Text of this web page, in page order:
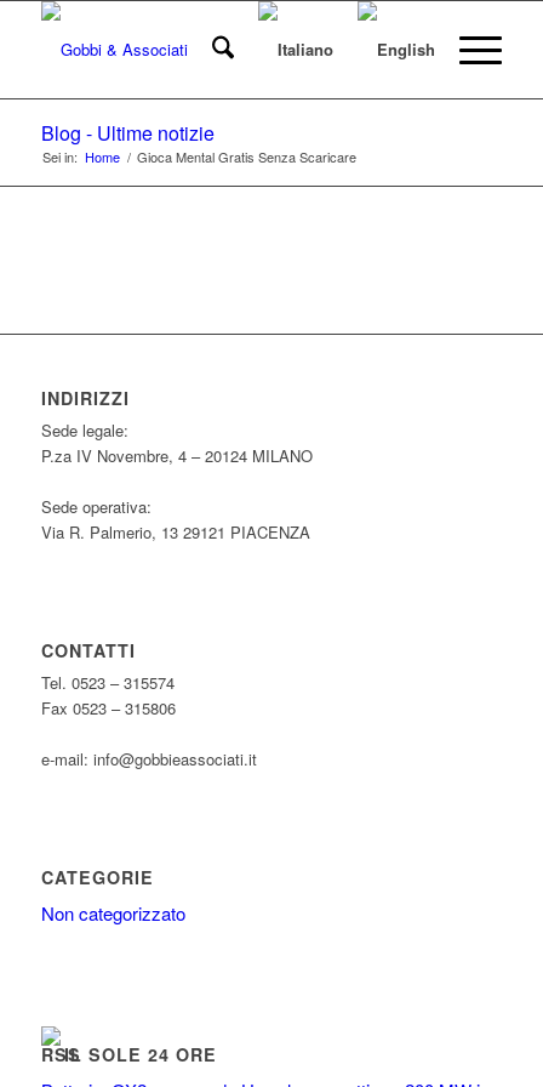
Blog - Ultime notizie
Sei in: Home / Gioca Mental Gratis Senza Scaricare
INDIRIZZI
Sede legale:
P.za IV Novembre, 4 – 20124 MILANO
Sede operativa:
Via R. Palmerio, 13 29121 PIACENZA
CONTATTI
Tel. 0523 – 315574
Fax 0523 – 315806
e-mail: info@gobbieassociati.it
CATEGORIE
Non categorizzato
IL SOLE 24 ORE